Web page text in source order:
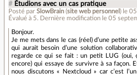
# Étudions avec un cas pratique
Posté par SlowBrain (site web personnel ) le
Évalué à 5. Dernière modification le 05
Bonjour.
Je me mets dans le cas (réel) d’une petite
qui aurait besoin d’une solution
regarde ce qui se fait : un petit LUG (oui,
encore) qui essaye de survivre à sa façon.
nous discutons « Nextcloud » car c’est